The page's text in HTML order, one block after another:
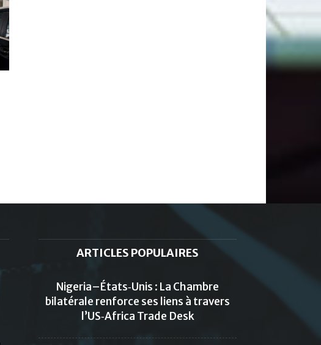
ARTICLES POPULAIRES
Nigeria–États‑Unis : La Chambre
bilatérale renforce ses liens à travers
l’US‑Africa Trade Desk